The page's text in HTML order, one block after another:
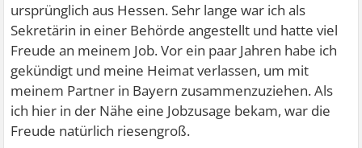
ursprünglich aus Hessen. Sehr lange war ich als
Sekretärin in einer Behörde angestellt und hatte viel
Freude an meinem Job. Vor ein paar Jahren habe ich
gekündigt und meine Heimat verlassen, um mit
meinem Partner in Bayern zusammenzuziehen. Als
ich hier in der Nähe eine Jobzusage bekam, war die
Freude natürlich riesengroß.